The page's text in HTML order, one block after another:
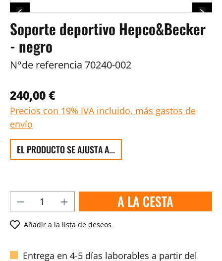
Soporte deportivo Hepco&Becker
- negro
N°de referencia 70240-002
240,00 €
Precios con 19% IVA incluido, más gastos de
envío
EL PRODUCTO SE AJUSTA A...
A LA CESTA
Añadir a la lista de deseos
Entrega en 4-5 días laborables a partir del